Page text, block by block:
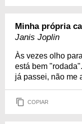
Minha própria
Janis Joplin
Às vezes olho
está bem
já passei, não me
COPIAR